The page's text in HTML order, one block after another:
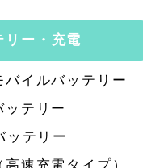
リー・充電
イルバッテリー
ッテリー
ッテリー